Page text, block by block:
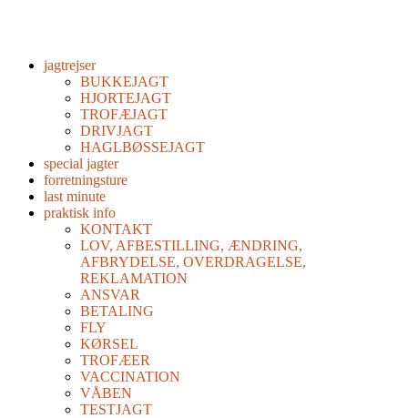
jagtrejser
BUKKEJAGT
HJORTEJAGT
TROFÆJAGT
DRIVJAGT
HAGLBØSSEJAGT
special jagter
forretningsture
last minute
praktisk info
KONTAKT
LOV, AFBESTILLING, ÆNDRING,
AFBRYDELSE, OVERDRAGELSE,
REKLAMATION
ANSVAR
BETALING
FLY
KØRSEL
TROFÆER
VACCINATION
VÅBEN
TESTJAGT